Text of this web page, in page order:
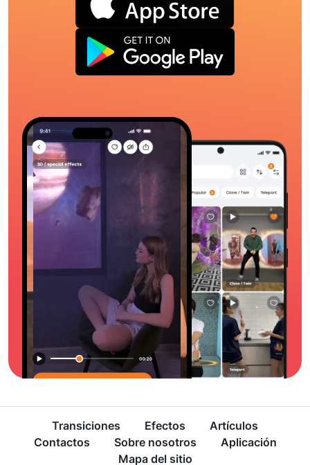
Transiciones Efectos
Artículos
Contactos
Sobre nosotros
Aplicación
Mapa del sitio